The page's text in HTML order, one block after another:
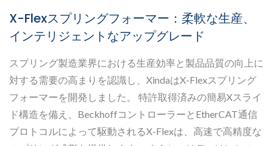
X-Flexスプリングフォーマー：柔軟な生産、
インテリジェントなアップグレード
スプリング製造業界における生産効率と製品品質の向上に
対する需要の高まりを認識し、XindaはX-Flexスプリング
フォーマーを開発しました。 特許取得済みの簡易Xスライ
ド構造を備え、BeckhoffコントローラーとEtherCAT通信
プロトコルによって駆動されるX-Flexは、高速で高精度な